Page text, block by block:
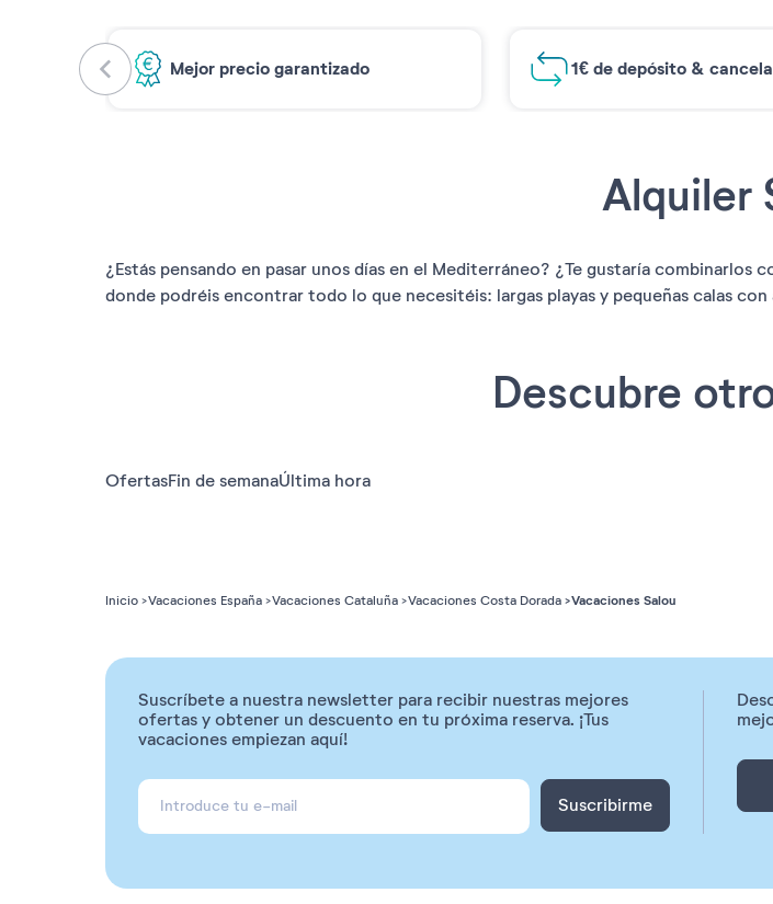
Alquiler
¿Estás pensando en pasar unos días en el Mediterráneo? ¿Te gustaría combinarlos
donde podréis encontrar todo lo que necesitéis: largas playas y pequeñas calas
Mejor precio garantizado 1€ de depósito &
Descubre
OfertasFin de semanaÚltima hora
Inicio Vacaciones España Vacaciones Cataluña Vacaciones Costa Dorada Vacaciones Salou
Suscríbete a nuestra newsletter para recibir nuestras mejores
ofertas y obtener un descuento en tu próxima reserva. ¡Tus
vacaciones empiezan aquí!
Suscribirme